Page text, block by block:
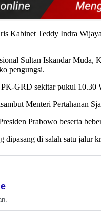
Kabinet Teddy Indra
Sultan Iskandar
pengungsi.
GRD sekitar pukul
Menteri Pertahanan
Prabowo beserta
dipasang di salah satu